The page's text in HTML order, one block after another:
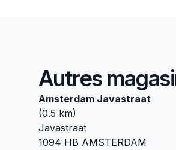
Autres
Amsterdam Javastraat
(0.5 km)
Javastraat
1094 HB AMSTERDAM